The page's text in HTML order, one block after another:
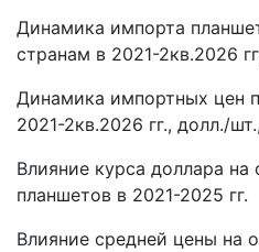
Динамика импорта
странам в 2021-2кв.2026
Динамика импортных цен
2021-2кв.2026 гг., долл./
Влияние курса доллара на
планшетов в 2021-2025 гг.
Влияние средней цены на